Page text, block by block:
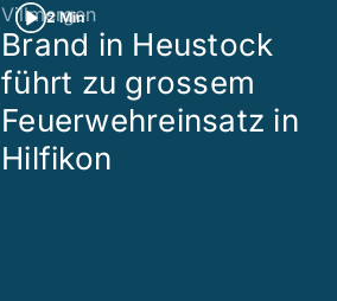
2 Min
Villmergen
Brand in Heustock
führt zu grossem
Feuerwehreinsatz in
Hilfikon